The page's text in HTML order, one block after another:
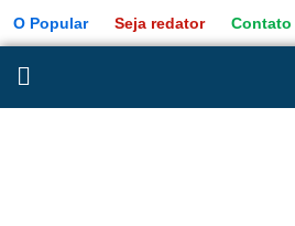
O Popular Seja redator Contato